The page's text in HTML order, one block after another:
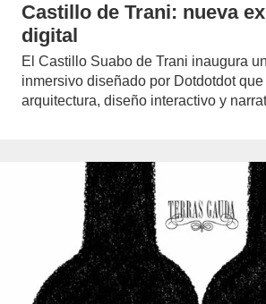
Castillo de Trani: nueva
digital
El Castillo Suabo de Trani inaugura
inmersivo diseñado por Dotdotdot
arquitectura, diseño interactivo y